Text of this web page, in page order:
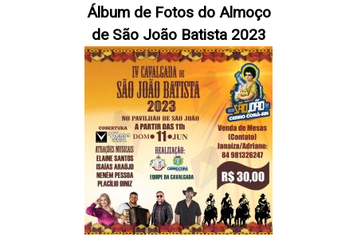
Álbum de Fotos do Almoço
de São João Batista 2023